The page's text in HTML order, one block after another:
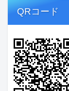
QRコード